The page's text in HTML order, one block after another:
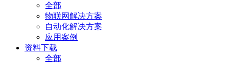
全部
物联网解决方案
自动化解决方案
应用案例
资料下载
全部